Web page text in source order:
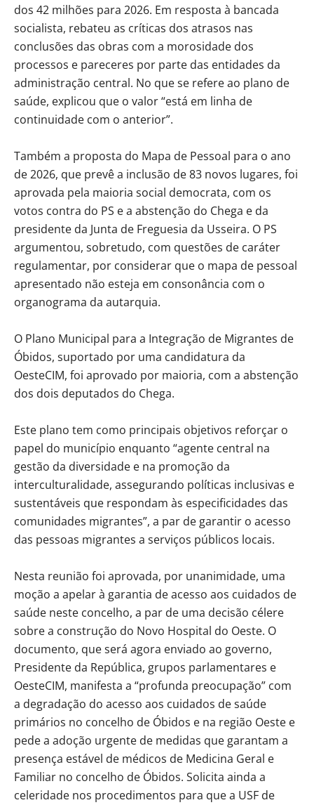
dos 42 milhões para 2026. Em resposta à bancada
socialista, rebateu as críticas dos atrasos nas
conclusões das obras com a morosidade dos
processos e pareceres por parte das entidades da
administração central. No que se refere ao plano de
saúde, explicou que o valor “está em linha de
continuidade com o anterior”.
Também a proposta do Mapa de Pessoal para o ano
de 2026, que prevê a inclusão de 83 novos lugares, foi
aprovada pela maioria social democrata, com os
votos contra do PS e a abstenção do Chega e da
presidente da Junta de Freguesia da Usseira. O PS
argumentou, sobretudo, com questões de caráter
regulamentar, por considerar que o mapa de pessoal
apresentado não esteja em consonância com o
organograma da autarquia.
O Plano Municipal para a Integração de Migrantes de
Óbidos, suportado por uma candidatura da
OesteCIM, foi aprovado por maioria, com a abstenção
dos dois deputados do Chega.
Este plano tem como principais objetivos reforçar o
papel do município enquanto “agente central na
gestão da diversidade e na promoção da
interculturalidade, assegurando políticas inclusivas e
sustentáveis que respondam às especificidades das
comunidades migrantes”, a par de garantir o acesso
das pessoas migrantes a serviços públicos locais.
Nesta reunião foi aprovada, por unanimidade, uma
moção a apelar à garantia de acesso aos cuidados de
saúde neste concelho, a par de uma decisão célere
sobre a construção do Novo Hospital do Oeste. O
documento, que será agora enviado ao governo,
Presidente da República, grupos parlamentares e
OesteCIM, manifesta a “profunda preocupação” com
a degradação do acesso aos cuidados de saúde
primários no concelho de Óbidos e na região Oeste e
pede a adoção urgente de medidas que garantam a
presença estável de médicos de Medicina Geral e
Familiar no concelho de Óbidos. Solicita ainda a
celeridade nos procedimentos para que a USF de